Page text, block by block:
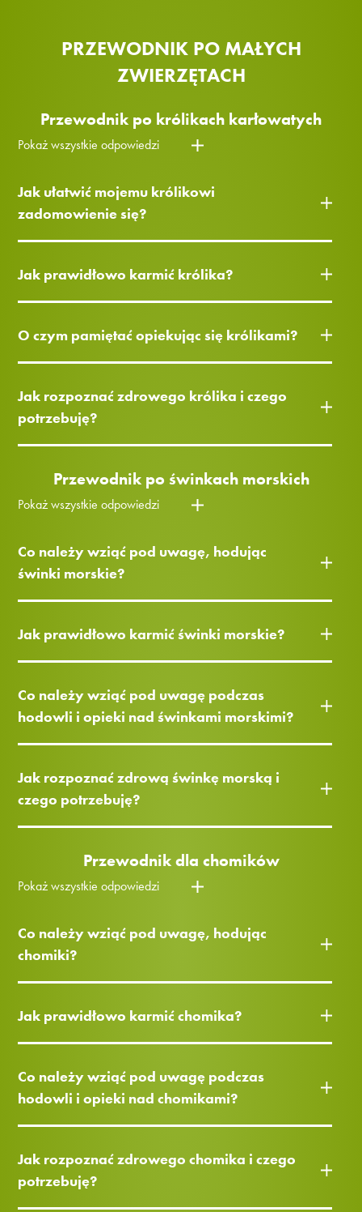
PRZEWODNIK PO MAŁYCH
ZWIERZĘTACH
Przewodnik po królikach karłowatych
Pokaż wszystkie odpowiedzi
Jak ułatwić mojemu królikowi
zadomowienie się?
Jak prawidłowo karmić królika?
O czym pamiętać opiekując się królikami?
Jak rozpoznać zdrowego królika i czego
potrzebuję?
Przewodnik po świnkach morskich
Pokaż wszystkie odpowiedzi
Co należy wziąć pod uwagę, hodując
świnki morskie?
Jak prawidłowo karmić świnki morskie?
Co należy wziąć pod uwagę podczas
hodowli i opieki nad świnkami morskimi?
Jak rozpoznać zdrową świnkę morską i
czego potrzebuję?
Przewodnik dla chomików
Pokaż wszystkie odpowiedzi
Co należy wziąć pod uwagę, hodując
chomiki?
Jak prawidłowo karmić chomika?
Co należy wziąć pod uwagę podczas
hodowli i opieki nad chomikami?
Jak rozpoznać zdrowego chomika i czego
potrzebuję?